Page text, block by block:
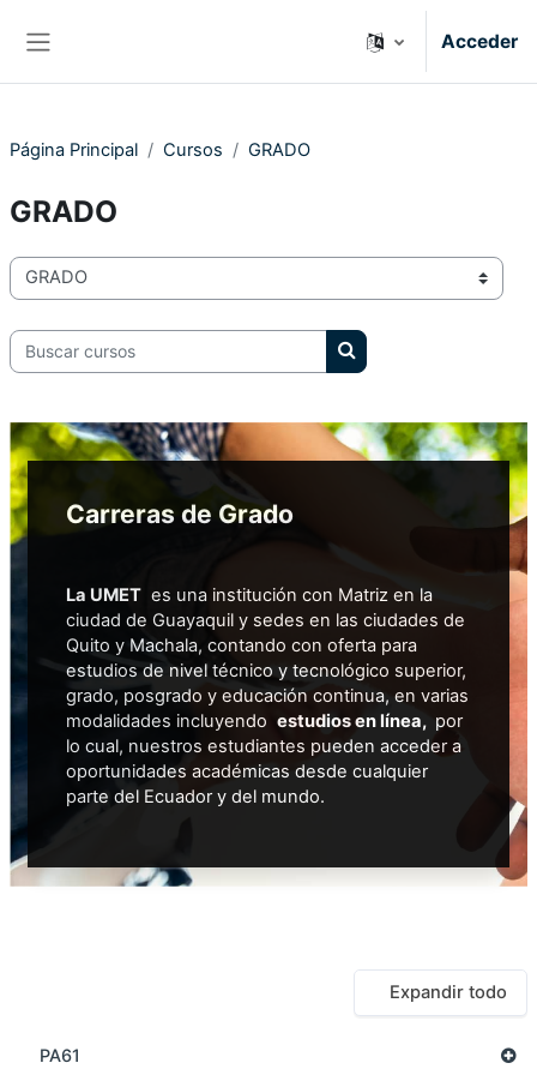
Acceder
Página Principal Cursos GRADO
GRADO
Categorías
Buscar cursos
Buscar cursos
Carreras de Grado
La UMET es una institución con Matriz en la
ciudad de Guayaquil y sedes en las ciudades de
Quito y Machala, contando con oferta para
estudios de nivel técnico y tecnológico superior,
grado, posgrado y educación continua, en varias
modalidades incluyendo estudios en línea, por
lo cual, nuestros estudiantes pueden acceder a
oportunidades académicas desde cualquier
parte del Ecuador y del mundo.
Expandir todo
PA61